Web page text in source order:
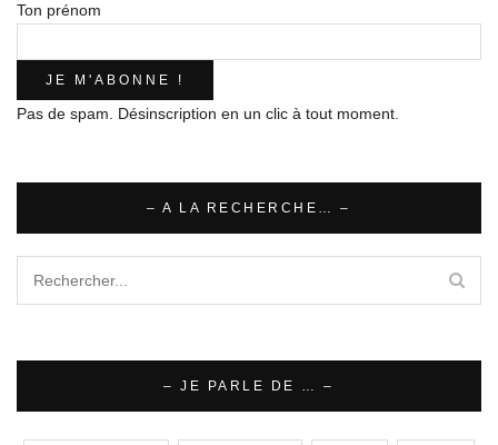
Ton prénom
Pas de spam. Désinscription en un clic à tout moment.
– A LA RECHERCHE… –
– JE PARLE DE … –